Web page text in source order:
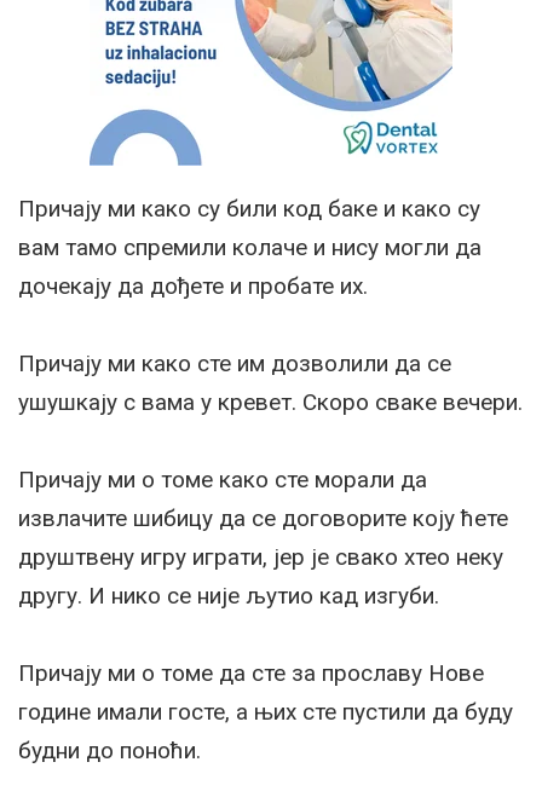
Причају ми како су били код баке и како су
вам тамо спремили колаче и нису могли да
дочекају да дођете и пробате их.
Причају ми како сте им дозволили да се
ушушкају с вама у кревет. Скоро сваке вечери.
Причају ми о томе како сте морали да
извлачите шибицу да се договорите коју ћете
друштвену игру играти, јер је свако хтео неку
другу. И нико се није љутио кад изгуби.
Причају ми о томе да сте за прославу Нове
године имали госте, а њих сте пустили да буду
будни до поноћи.